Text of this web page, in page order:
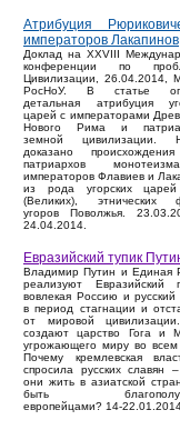
Атрибуция
императоров Лакапинов
Доклад на XXVIII
конференции по
Цивилизации, 26.04.2014,
РосНоУ. В статье
детальная атрибуция
царей с императорами
Нового Рима и
земной цивилизации.
доказано
патриархов
императоров Флавиев и
из рода угорских
(Великих), этнических
угоров Поволжья.
24.04.2014.
Евразийский тупик
Владимир Путин и Единая
реализуют Евразийский
вовлекая Россию и русский
в период стагнации и
от мировой
создают царство Гога и
угрожающего миру во всем
Почему кремлевская
спросила русских славян
они жить в азиатской
быть
европейцами? 14-